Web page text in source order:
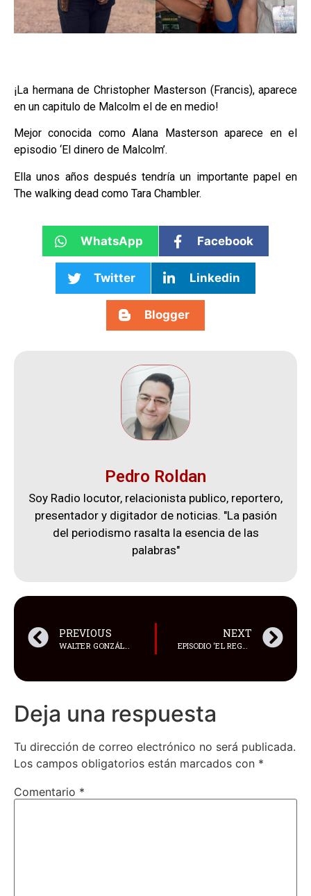
¡La hermana de Christopher Masterson (Francis), aparece
en un capitulo de Malcolm el de en medio!
Mejor conocida como Alana Masterson aparece en el
episodio ‘El dinero de Malcolm’.
Ella unos años después tendría un importante papel en
The walking dead como Tara Chambler.
WhatsApp Facebook
Twitter Linkedin
Blogger
Pedro Roldan
Soy Radio locutor, relacionista publico, reportero,
presentador y digitador de noticias. "La pasión
del periodismo rasalta la esencia de las
palabras"
PREVIOUS
WALTER GONZÁLEZ – CARTA DE UNA MADRE
NEXT
EPISODIO ‘EL REGALO DE NAVIDAD DE HAL’
Deja una respuesta
Tu dirección de correo electrónico no será publicada.
Los campos obligatorios están marcados con *
Comentario *